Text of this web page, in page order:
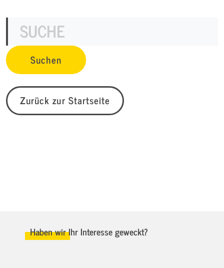
Zurück zur Startseite
Haben wir Ihr Interesse geweckt?